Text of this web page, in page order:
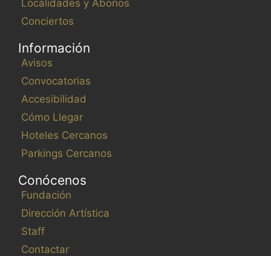
Localidades y Abonos
Conciertos
Información
Avisos
Convocatorias
Accesibilidad
Cómo Llegar
Hoteles Cercanos
Parkings Cercanos
Conócenos
Fundación
Dirección Artística
Staff
Contactar